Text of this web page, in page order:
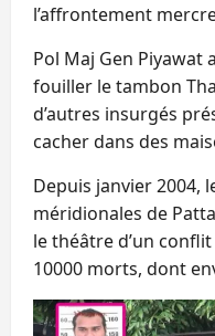
l’affrontement
Pol Maj Gen Piyawat
fouiller le tambon
d’autres insurgés
cacher dans des
Depuis janvier 2004,
méridionales de
le théâtre d’un
10000 morts, dont